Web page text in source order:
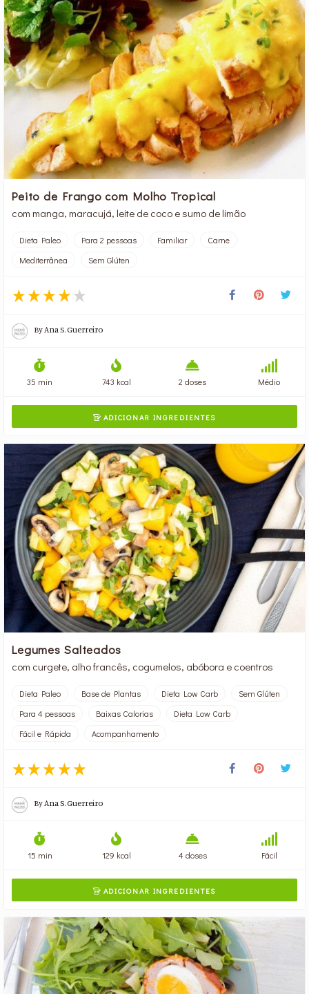
Peito de Frango com Molho Tropical
com manga, maracujá, leite de coco e sumo de limão
Dieta Paleo Para 2 pessoas Familiar
Carne
Mediterrânea
Sem Glúten
By Ana S. Guerreiro
35 min 743 kcal 2 doses Médio
ADICIONAR INGREDIENTES
Legumes Salteados
com curgete, alho francês, cogumelos, abóbora e coentros
Dieta Paleo Base de Plantas Dieta Low Carb
Sem Glúten
Para 4 pessoas
Baixas Calorias
Dieta Low Carb
Fácil e Rápida
Acompanhamento
By Ana S. Guerreiro
15 min 129 kcal 4 doses Fácil
ADICIONAR INGREDIENTES